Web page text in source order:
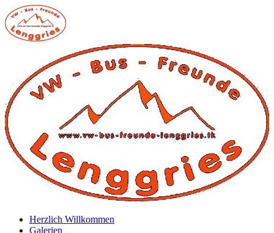
Zum
Inhalt
springen
Herzlich Willkommen
Galerien